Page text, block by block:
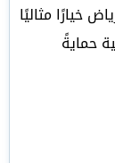
خيارًا مثاليًا
حمايةً